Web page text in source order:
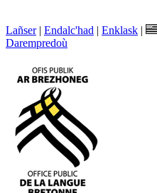
Lañser | Endalc'had | Enklask |
Darempredoù